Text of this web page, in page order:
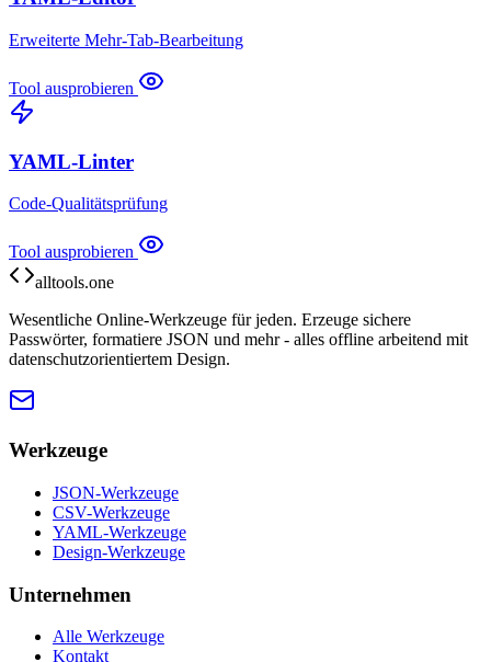
Erweiterte Mehr-Tab-Bearbeitung
Tool ausprobieren
YAML-Linter
Code-Qualitätsprüfung
Tool ausprobieren
alltools.one
Wesentliche Online-Werkzeuge für jeden. Erzeuge sichere
Passwörter, formatiere JSON und mehr - alles offline arbeitend mit
datenschutzorientiertem Design.
Werkzeuge
JSON-Werkzeuge
CSV-Werkzeuge
YAML-Werkzeuge
Design-Werkzeuge
Unternehmen
Alle Werkzeuge
Kontakt